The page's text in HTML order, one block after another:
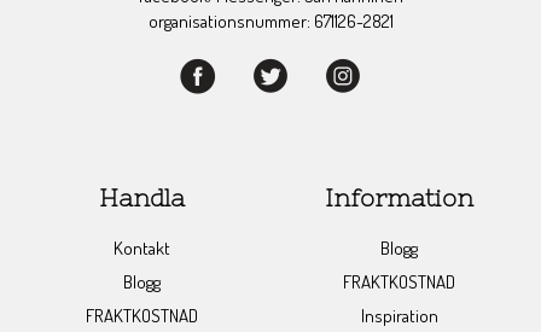
organisationsnummer: 671126-2821
Handla
Kontakt
Blogg
FRAKTKOSTNAD
Information
Blogg
FRAKTKOSTNAD
Inspiration